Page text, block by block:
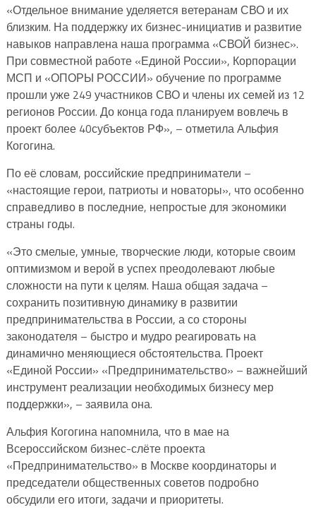
«Отдельное внимание уделяется ветеранам СВО и их
близким. На поддержку их бизнес-инициатив и развитие
навыков направлена наша программа «СВОЙ бизнес».
При совместной работе «Единой России», Корпорации
МСП и «ОПОРЫ РОССИИ» обучение по программе
прошли уже 249 участников СВО и члены их семей из 12
регионов России. До конца года планируем вовлечь в
проект более 40субъектов РФ», – отметила Альфия
Когогина.
По её словам, российские предприниматели –
«настоящие герои, патриоты и новаторы», что особенно
справедливо в последние, непростые для экономики
страны годы.
«Это смелые, умные, творческие люди, которые своим
оптимизмом и верой в успех преодолевают любые
сложности на пути к целям. Наша общая задача –
сохранить позитивную динамику в развитии
предпринимательства в России, а со стороны
законодателя – быстро и мудро реагировать на
динамично меняющиеся обстоятельства. Проект
«Единой России» «Предпринимательство» – важнейший
инструмент реализации необходимых бизнесу мер
поддержки», – заявила она.
Альфия Когогина напомнила, что в мае на
Всероссийском бизнес-слёте проекта
«Предпринимательство» в Москве координаторы и
председатели общественных советов подробно
обсудили его итоги, задачи и приоритеты.